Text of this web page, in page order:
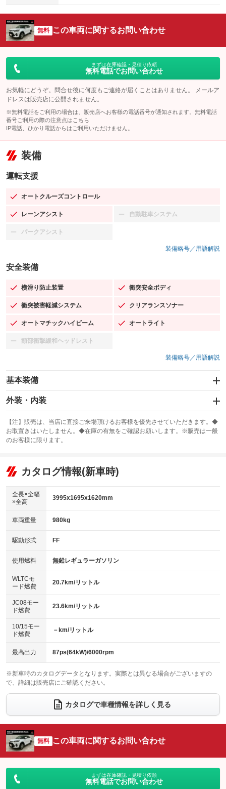
無料 この車両に関するお問い合わせ
まずは在庫確認・見積り依頼
無料電話でお問い合わせ
お気軽にどうぞ。問合せ後に何度もご連絡が届くことはありません。 メールア
ドレスは販売店に公開されません。
※無料電話をご利用の場合は、販売店へお客様の電話番号が通知されます。無料電話
番号ご利用の際の注意点は こちら
IP電話、ひかり電話からはご利用いただけません。
装備
運転支援
オートクルーズコントロール
：装備あり
レーンアシスト
：装備あり 自動駐車システム
：装備なし
パークアシスト
：装備なし
装備略号／用語解説
安全装備
横滑り防止装置
：装備あり 衝突安全ボディ
：装備あり
衝突被害軽減システム
：装備あり クリアランスソナー
：装備あり
オートマチックハイビーム
：装備あり オートライト
：装備あり
頸部衝撃緩和ヘッドレスト
：装備なし
装備略号／用語解説
基本装備
エアバッグ：運転席/助手席/サイド
：装備あり
：装備なし
サンルーフ
：装備なし ABS
リフトアップ
：装備なし
：装備なし
パワーウィンドウ
アイドリングストップ
：装備あり
USB入力端子
：装備なし
100V電源
：装備なし
センターデフロック
：装備なし
電動格納ミラー
：装備あり
外装・内装
カーナビ：メモリーナビ他
：装備あり
TV
：装備なし
ビジュアル
：装備なし
：装備あり
革シート
キーレス
HID(キセノンライト)
：装備なし
バックカメラ
：装備あり
エアロ
：装備なし
：装備なし
パワーシート
ベンチシート
：装備なし
チップアップシート
：装備なし
：装備なし ：装備あり
ウォークスルー
：装備なし
電動リアゲート フロントカメラ
：装備なし
：装備なし ：装備なし
サイドカメラ
：装備なし ルーフレール
：装備なし
：装備なし
：装備なし
【注】販売は、当店に直接ご来場頂けるお客様を優先させていただきます。◆
お取置きはいたしません。◆在庫の有無をご確認お願いします。※販売は一般
のお客様に限ります。
カタログ情報(新車時)
全長×全幅
×全高
3995x1695x1620mm
車両重量 980kg
駆動形式 FF
使用燃料 無鉛レギュラーガソリン
WLTCモ
ード燃費
20.7km/リットル
JC08モー
ド燃費
23.6km/リットル
10/15モー
ド燃費
－km/リットル
最高出力 87ps(64kW)/6000rpm
※新車時のカタログデータとなります。実際とは異なる場合がございますの
で、詳細は販売店にご確認ください。
カタログで車種情報を詳しく見る
無料 この車両に関するお問い合わせ
まずは在庫確認・見積り依頼
無料電話でお問い合わせ